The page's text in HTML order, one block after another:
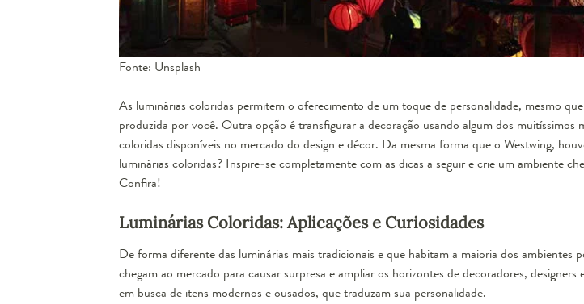
Fonte: Unsplash
As luminárias coloridas permitem o oferecimento de um toque de personalidade, mesmo
produzida por você. Outra opção é transfigurar a decoração usando algum dos muitíssimos
coloridas disponíveis no mercado do design e décor. Da mesma forma que o Westwing,
luminárias coloridas? Inspire-se completamente com as dicas a seguir e crie um ambiente
Confira!
Luminárias Coloridas: Aplicações e Curiosidades
De forma diferente das luminárias mais tradicionais e que habitam a maioria dos ambientes
chegam ao mercado para causar surpresa e ampliar os horizontes de decoradores, designers
em busca de itens modernos e ousados, que traduzam sua personalidade.